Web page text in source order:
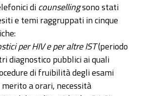
dicounsellingsono stati
e temi raggruppati in cinque
per HIV e per altre IST(periodo
diagnostico pubblici ai quali
di fruibilità degli esami
a orari, necessità